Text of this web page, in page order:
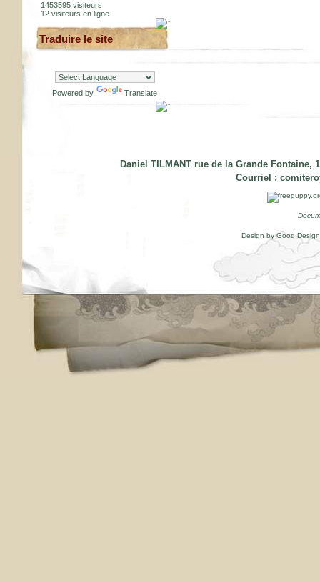
1453595 visiteurs
12 visiteurs en ligne
Traduire le site
Powered by Translate
Daniel TILMANT rue de la Grande Fontaine,
Courriel :
Design by Good